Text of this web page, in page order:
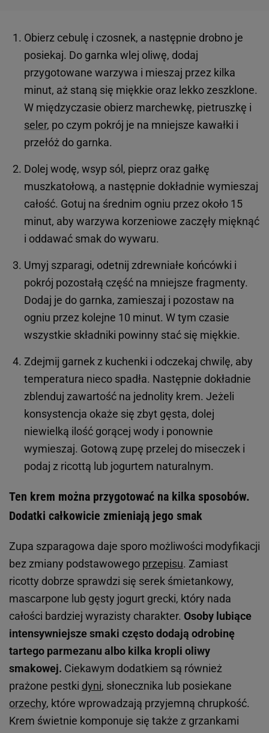
Obierz cebulę i czosnek, a następnie drobno je
posiekaj. Do garnka wlej oliwę, dodaj
przygotowane warzywa i mieszaj przez kilka
minut, aż staną się miękkie oraz lekko zeszklone.
W międzyczasie obierz marchewkę, pietruszkę i
seler, po czym pokrój je na mniejsze kawałki i
przełóż do garnka.
Dolej wodę, wsyp sól, pieprz oraz gałkę
muszkatołową, a następnie dokładnie wymieszaj
całość. Gotuj na średnim ogniu przez około 15
minut, aby warzywa korzeniowe zaczęły mięknąć
i oddawać smak do wywaru.
Umyj szparagi, odetnij zdrewniałe końcówki i
pokrój pozostałą część na mniejsze fragmenty.
Dodaj je do garnka, zamieszaj i pozostaw na
ogniu przez kolejne 10 minut. W tym czasie
wszystkie składniki powinny stać się miękkie.
Zdejmij garnek z kuchenki i odczekaj chwilę, aby
temperatura nieco spadła. Następnie dokładnie
zblenduj zawartość na jednolity krem. Jeżeli
konsystencja okaże się zbyt gęsta, dolej
niewielką ilość gorącej wody i ponownie
wymieszaj. Gotową zupę przelej do miseczek i
podaj z ricottą lub jogurtem naturalnym.
Ten krem można przygotować na kilka sposobów.
Dodatki całkowicie zmieniają jego smak
Zupa szparagowa daje sporo możliwości modyfikacji
bez zmiany podstawowego przepisu. Zamiast
ricotty dobrze sprawdzi się serek śmietankowy,
mascarpone lub gęsty jogurt grecki, który nada
całości bardziej wyrazisty charakter. Osoby lubiące
intensywniejsze smaki często dodają odrobinę
tartego parmezanu albo kilka kropli oliwy
smakowej. Ciekawym dodatkiem są również
prażone pestki dyni, słonecznika lub posiekane
orzechy, które wprowadzają przyjemną chrupkość.
Krem świetnie komponuje się także z grzankami